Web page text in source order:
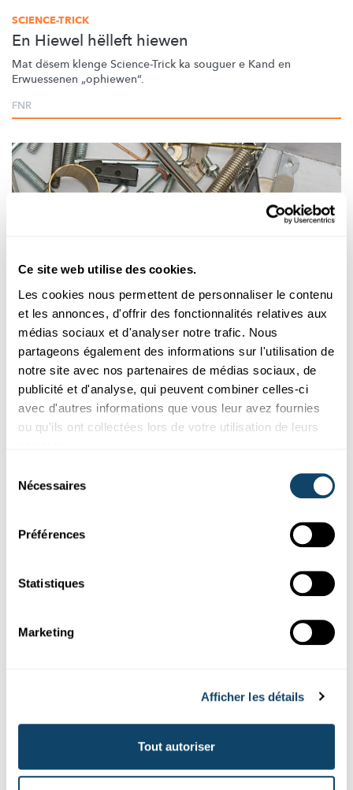
Ce site web utilise des cookies.
Les cookies nous permettent de personnaliser le contenu
et les annonces, d'offrir des fonctionnalités relatives aux
médias sociaux et d'analyser notre trafic. Nous
partageons également des informations sur l'utilisation de
notre site avec nos partenaires de médias sociaux, de
publicité et d'analyse, qui peuvent combiner celles-ci
avec d'autres informations que vous leur avez fournies
ou qu'ils ont collectées lors de votre utilisation de leurs
Nécessaires
Préférences
Statistiques
Marketing
Afficher les détails
Tout autoriser
SCIENCE-TRICK
En Hiewel hëlleft hiewen
Mat dësem klenge Science-Trick ka souguer e Kand en
Erwuessenen „ophiewen“.
FNR
Mr Science
RÄTSEL AUS DEM ALLDAG
Wou kënnt metallesche Geroch hier?
Firwat richen eigentlech eng Mënz oder aner metallesch
Géigestänn wéi zum Beispill eSchrauweschlësseloder
Dierklensche...